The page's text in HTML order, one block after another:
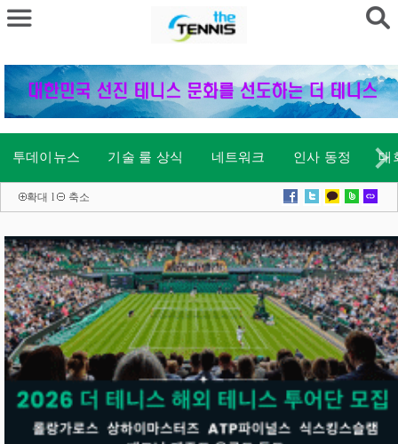
투데이뉴스 기술 룰 상식 네트워크 인사 동정 대
확대 l 축소